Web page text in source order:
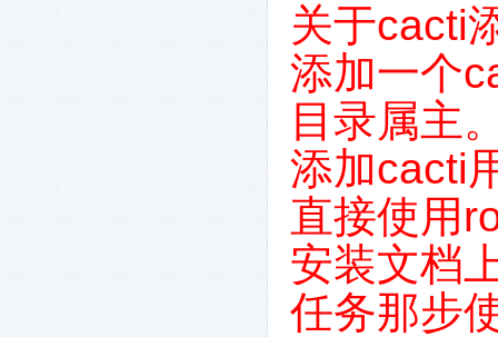
关于cacti
添加一个
目录属主
添加cacti
直接使用
安装文档
任务那步